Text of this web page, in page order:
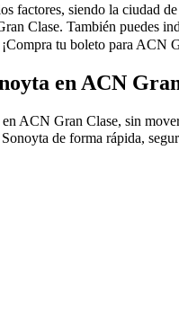
factores, siendo la ciudad
Clase. También puedes
tu boleto para ACN
en ACN
ACN Gran Clase, sin
de forma rápida,